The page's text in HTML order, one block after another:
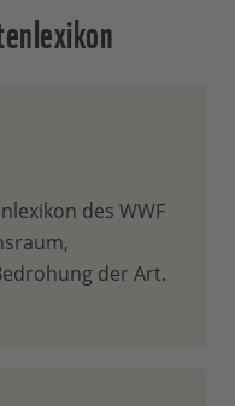
des WWF
der Art.